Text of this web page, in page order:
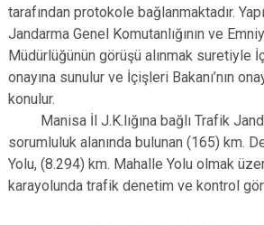
tarafından protokole bağlanmaktadır.
Jandarma Genel Komutanlığının ve
Müdürlüğünün görüşü alınmak suretiyle
onayına sunulur ve İçişleri Bakanı’nın
konulur.
Manisa İl J.K.lığına bağlı Trafik
sorumluluk alanında bulunan (165) km.
Yolu, (8.294) km. Mahalle Yolu olmak
karayolunda trafik denetim ve kontrol